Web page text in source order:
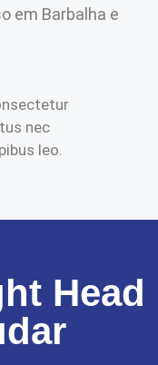
em Barbalha e
nec
leo.
Head